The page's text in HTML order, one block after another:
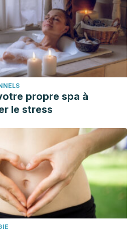
propre spa à
le stress